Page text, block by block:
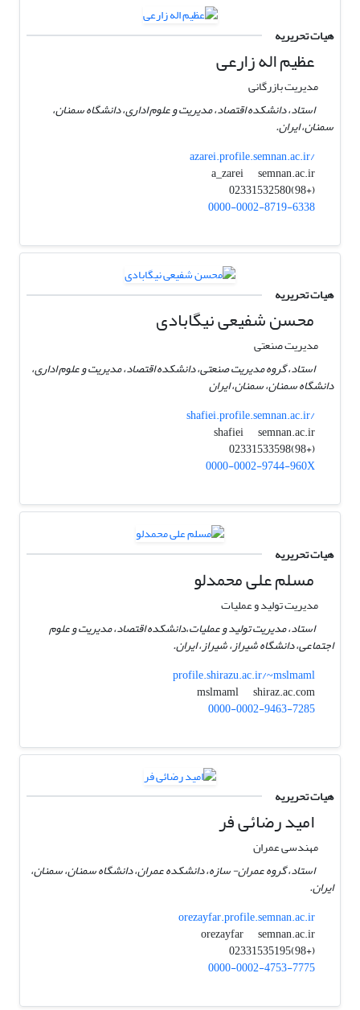
هیات تحریریه
عظیم اله زارعی
مدیریت بازرگانی
استاد، دانشکده اقتصاد، مدیریت و علوم اداری، دانشگاه سمنان،
سمنان، ایران.
azarei.profile.semnan.ac.ir/
a_zarei
semnan.ac.ir
(+98)02331532580
0000-0002-8719-6338
هیات تحریریه
محسن شفیعی نیگابادی
مدیریت صنعتی
استاد، گروه مدیریت صنعتی، دانشکده اقتصاد، مدیریت و علوم اداری،
دانشگاه سمنان، سمنان، ایران
shafiei.profile.semnan.ac.ir/
shafiei
semnan.ac.ir
(+98)02331533598
0000-0002-9744-960X
هیات تحریریه
مسلم علی محمدلو
مدیریت تولید و عملیات
استاد، مدیریت تولید و عملیات،دانشکده اقتصاد، مدیریت و علوم
اجتماعی، دانشگاه شیراز، شیراز، ایران.
profile.shirazu.ac.ir/~mslmaml
mslmaml
shiraz.ac.com
0000-0002-9463-7285
هیات تحریریه
امید رضائی فر
مهندسی عمران
استاد، گروه عمران- سازه، دانشکده عمران، دانشگاه سمنان، سمنان،
ایران.
orezayfar.profile.semnan.ac.ir
orezayfar
semnan.ac.ir
(+98)02331535195
0000-0002-4753-7775